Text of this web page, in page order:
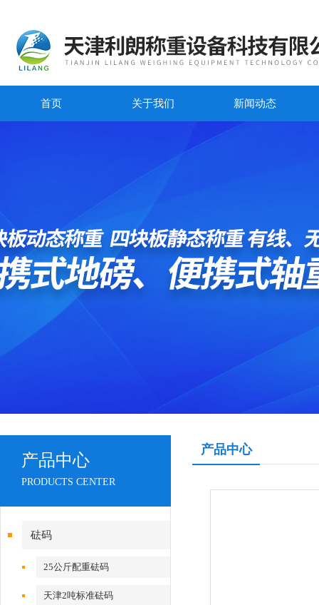
首页 关于我们 新闻动态
产品中心
PRODUCTS CENTER
砝码
25公斤配重砝码
天津2吨标准砝码
产品中心